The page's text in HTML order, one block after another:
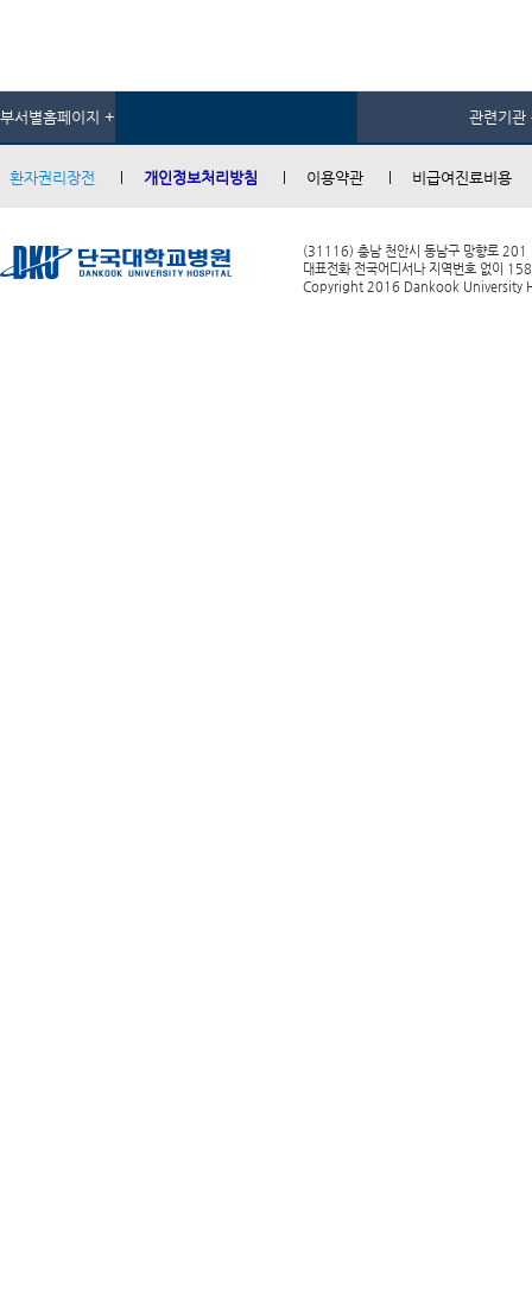
부서별홈페이지 + 관련기관
환자권리장전 개인정보처리방침 이용약관 비급여진료비용
(31116) 충남 천안시 동남구 망향로 201
대표전화 전국어디서나 지역번호 없이
Copyright 2016 Dankook University